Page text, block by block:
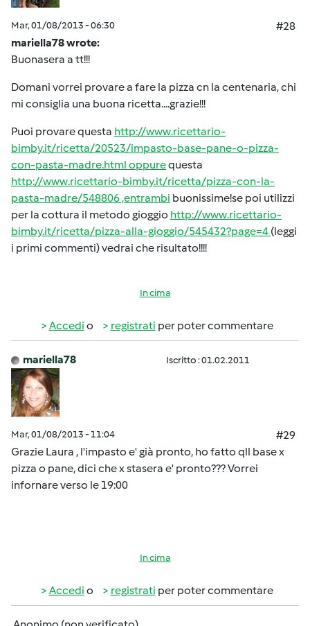
Mar, 01/08/2013 - 06:30
#28
mariella78 wrote:
Buonasera a tt!!!
Domani vorrei provare a fare la pizza cn la centenaria, chi
mi consiglia una buona ricetta....grazie!!!
Puoi provare questa http://www.ricettario-
bimby.it/ricetta/20523/impasto-base-pane-o-pizza-
con-pasta-madre.html oppurequesta
http://www.ricettario-bimby.it/ricetta/pizza-con-la-
pasta-madre/548806 ,entrambi buonissime!se poi utilizzi
per la cottura il metodo gioggio http://www.ricettario-
bimby.it/ricetta/pizza-alla-gioggio/545432?page=4 (leggi
i primi commenti) vedrai che risultato!!!!
In cima
Accedi o registrati per poter commentare
mariella78 Iscritto : 01.02.2011
Mar, 01/08/2013 - 11:04
#29
Grazie Laura , l'impasto e' già pronto, ho fatto qll base x
pizza o pane, dici che x stasera e' pronto??? Vorrei
infornare verso le 19:00
In cima
Accedi o registrati per poter commentare